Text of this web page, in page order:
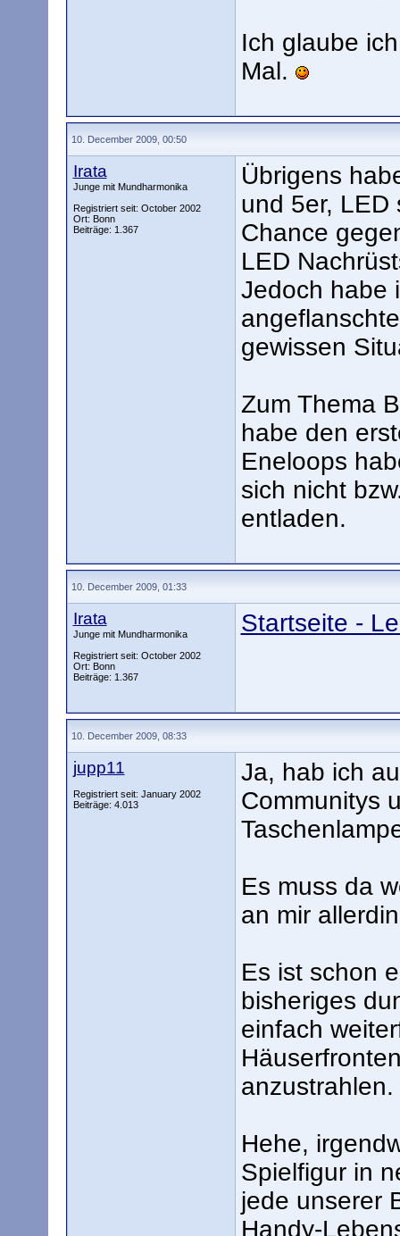
Ich glaube
Mal.
10. December 2009, 00:50
Irata
Junge mit Mundharmonika
Registriert seit: October 2002
Ort: Bonn
Beiträge: 1.367
Übrigens
und 5er, LED
Chance
LED
Jedoch habe
gewissen
Zum Thema
habe den
Eneloops
sich nicht
entladen.
10. December 2009, 01:33
Irata
Junge mit Mundharmonika
Registriert seit: October 2002
Ort: Bonn
Beiträge: 1.367
Startseite -
10. December 2009, 08:33
jupp11
Registriert seit: January 2002
Beiträge: 4.013
Ja, hab ich
Communitys
Es muss da
an mir
Es ist schon
bisheriges
einfach
anzustrahlen.
Hehe,
Spielfigur in
jede unserer
Handy-